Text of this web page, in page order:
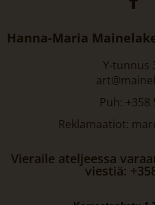
Hanna-Maria
Y-tunnus
Puh: +358
Reklamaatiot:
Vieraile ateljeessa
viestiä: